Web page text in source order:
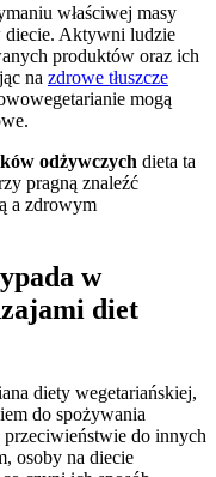
właściwej masy
diecie. Aktywni ludzie
produktów oraz ich
na zdrowe tłuszcze
mogą
odżywczych dieta ta
pragną znaleźć
a zdrowym
w
diet
diety wegetariańskiej,
do spożywania
do innych
osoby na diecie